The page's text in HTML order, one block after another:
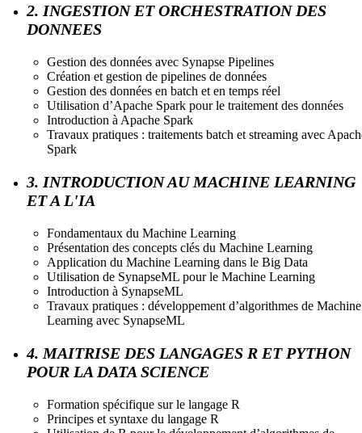
2. INGESTION ET ORCHESTRATION DES
DONNEES
Gestion des données avec Synapse Pipelines
Création et gestion de pipelines de données
Gestion des données en batch et en temps réel
Utilisation d’Apache Spark pour le traitement des données
Introduction à Apache Spark
Travaux pratiques : traitements batch et streaming avec
Spark
3. INTRODUCTION AU MACHINE LEARNING
ET A L'IA
Fondamentaux du Machine Learning
Présentation des concepts clés du Machine Learning
Application du Machine Learning dans le Big Data
Utilisation de SynapseML pour le Machine Learning
Introduction à SynapseML
Travaux pratiques : développement d’algorithmes de Machine
Learning avec SynapseML
4. MAITRISE DES LANGAGES R ET PYTHON
POUR LA DATA SCIENCE
Formation spécifique sur le langage R
Principes et syntaxe du langage R